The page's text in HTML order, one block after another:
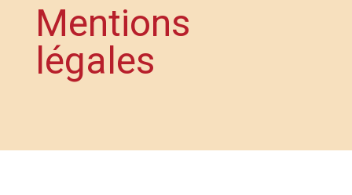
Mentions
légales